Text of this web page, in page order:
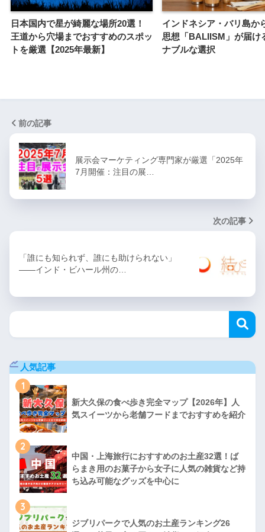
日本国内で星が綺麗な場所20選！
王道から穴場までおすすめのスポッ
トを厳選【2025年最新】
インドネシア・バリ島か
思想「BALIISM」が届け
ナブルな選択
前の記事
展示会マーケティング専門家が厳選「2025年
7月開催：注目の展…
次の記事
「誰にも知られず、誰にも助けられない」
——インド・ビハール州の…
人気記事
1
新大久保の食べ歩き完全マップ【2026年】人
気スイーツから老舗フードまでおすすめを紹介
2
中国・上海旅行におすすめのお土産32選！ば
らまき用のお菓子から女子に人気の雑貨など持
ち込み可能なグッズを中心に
3
ジブリパークで人気のお土産ランキング26